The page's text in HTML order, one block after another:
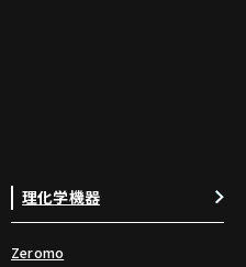
理化学機器
Zeromo